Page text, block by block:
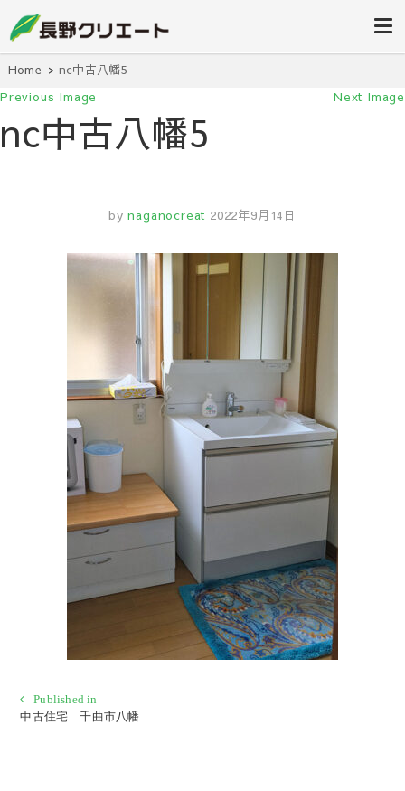
長野クリエ
ート
せください！
Home nc中古八幡5
Previous Image Next Image
nc中古八幡5
by naganocreat 2022年9月14日
投
稿
Published in
中古住宅 千曲市八幡